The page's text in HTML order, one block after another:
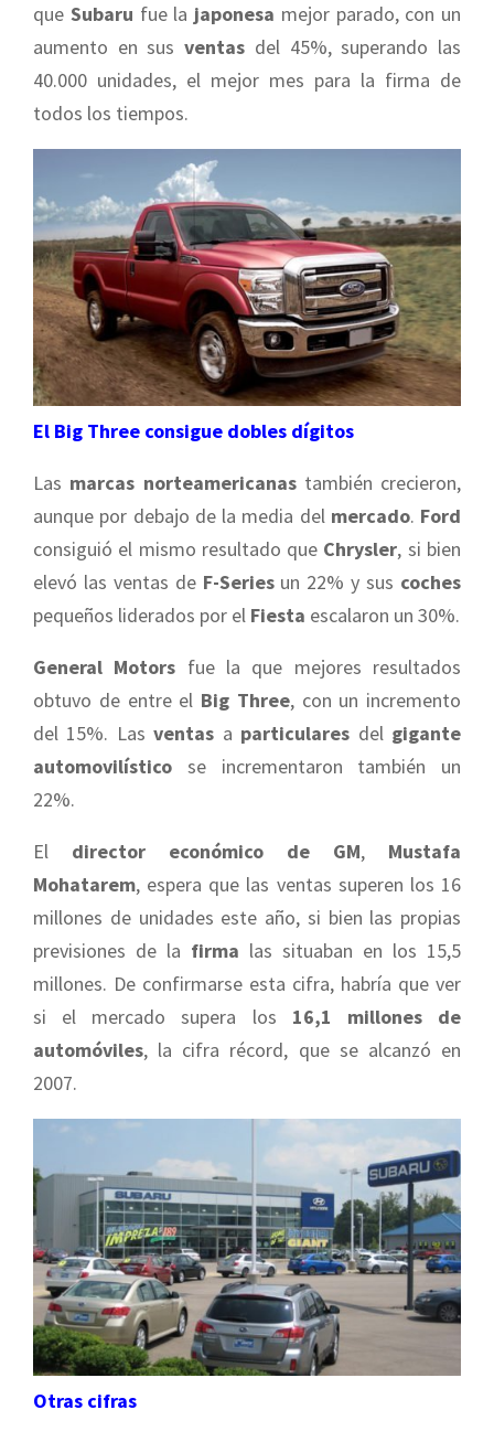
que Subaru fue la japonesa mejor parado, con un
aumento en susventas del 45%, superando las
40.000 unidades, el mejor mes para la firma de
todos los tiempos.
El Big Three consigue dobles dígitos
Las marcas norteamericanastambién crecieron,
aunque por debajo de la media del mercado. Ford
consiguió el mismo resultado que Chrysler, si bien
elevó las ventas de F-Seriesun 22% y sus coches
pequeños liderados por el Fiesta escalaron un 30%.
General Motors fue la que mejores resultados
obtuvo de entre el Big Three, con un incremento
del 15%. Lasventas a particulares del gigante
automovilístico se incrementaron también un
22%.
El director económico de GM, Mustafa
Mohatarem, espera que las ventas superen los 16
millones de unidades este año, si bien las propias
previsiones de la firma las situaban en los 15,5
millones. De confirmarse esta cifra, habría que ver
si el mercado supera los 16,1 millones de
automóviles, la cifra récord, que se alcanzó en
2007.
Otras cifras